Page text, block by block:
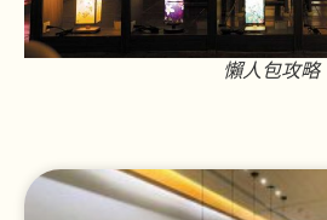
懶人包攻略